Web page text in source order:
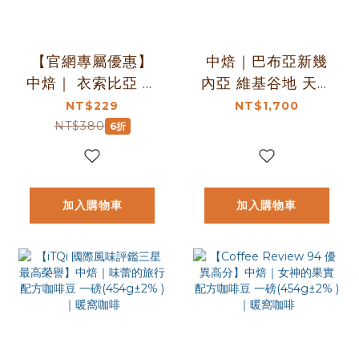
【官網專屬優惠】
中焙｜ 衣索比亞 艷
陽紅寶石｜ 西達摩
日曬 優質咖啡豆 半
磅(227g) ｜暖窩咖
NT$229
NT$380 6折
加入購物車
中焙｜巴布亞新幾
內亞 維基谷地 天堂
鳥 PB 稀有珍珠咖
一公斤 咖啡豆※不
裝，僅以一公斤包
裝出貨｜暖窩咖啡
NT$1,700
加入購物車